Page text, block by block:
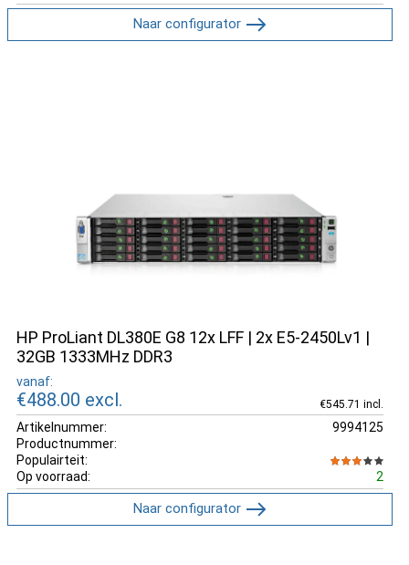
Naar configurator
HP ProLiant DL380E G8 12x LFF | 2x E5-2450Lv1 |
32GB 1333MHz DDR3
vanaf:
€488.00 excl. €545.71 incl.
Artikelnummer:
9994125
Productnummer:
Populairteit:
Op voorraad:
2
Naar configurator